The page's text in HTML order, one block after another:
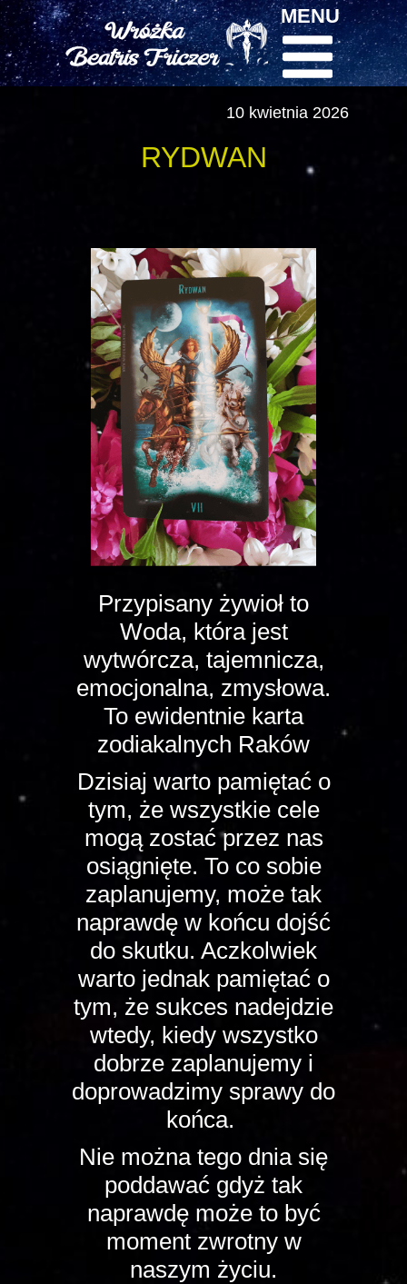
10 kwietnia 2026
Przypisany żywioł to
Woda, która jest
wytwórcza, tajemnicza,
emocjonalna, zmysłowa.
To ewidentnie karta
zodiakalnych Raków
Dzisiaj warto pamiętać o
tym, że wszystkie cele
mogą zostać przez nas
osiągnięte. To co sobie
zaplanujemy, może tak
naprawdę w końcu dojść
do skutku. Aczkolwiek
warto jednak pamiętać o
tym, że sukces nadejdzie
wtedy, kiedy wszystko
dobrze zaplanujemy i
doprowadzimy sprawy do
końca.
Nie można tego dnia się
poddawać gdyż tak
naprawdę może to być
moment zwrotny w
naszym życiu.
RYDWAN
MENU